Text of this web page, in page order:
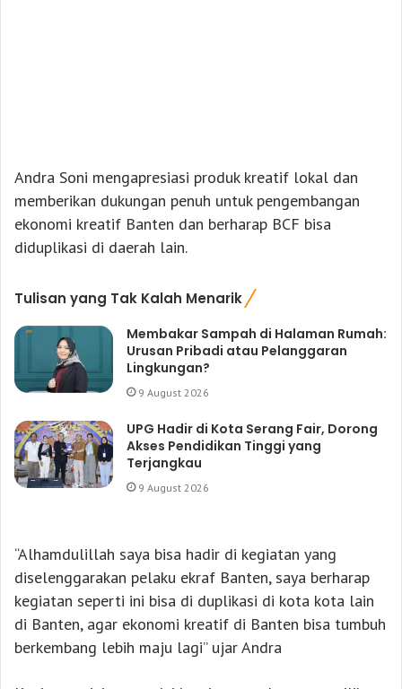
Andra Soni mengapresiasi produk kreatif lokal dan
memberikan dukungan penuh untuk pengembangan
ekonomi kreatif Banten dan berharap BCF bisa
diduplikasi di daerah lain.
Tulisan yang Tak Kalah Menarik
Membakar Sampah di Halaman Rumah:
Urusan Pribadi atau Pelanggaran
Lingkungan?
9 August 2026
UPG Hadir di Kota Serang Fair, Dorong
Akses Pendidikan Tinggi yang
Terjangkau
9 August 2026
“Alhamdulillah saya bisa hadir di kegiatan yang
diselenggarakan pelaku ekraf Banten, saya berharap
kegiatan seperti ini bisa di duplikasi di kota kota lain
di Banten, agar ekonomi kreatif di Banten bisa tumbuh
berkembang lebih maju lagi” ujar Andra